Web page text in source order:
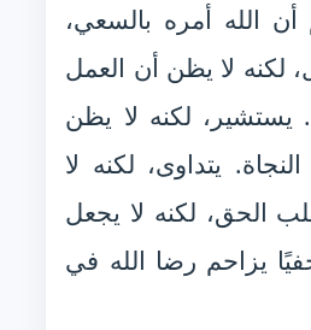
أن الله أمره بالسعي،
لكنه لا يظن أن العمل
يستشير، لكنه لا يظن
يتداوى، لكنه لا
الحق، لكنه لا يجعل
يزاحم رضا الله في